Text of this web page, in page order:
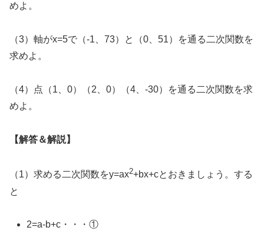
めよ。
（3）軸がx=5で（-1、73）と（0、51）を通る二次関数を
求めよ。
（4）点（1、0）（2、0）（4、-30）を通る二次関数を求
めよ。
【解答＆解説】
（1）求める二次関数をy=ax2+bx+cとおきましょう。する
と
2=a-b+c・・・①